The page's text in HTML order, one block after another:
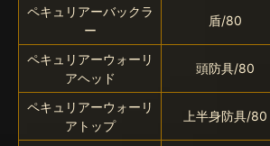
ペキュリアーバックラ
ー
盾/80
ペキュリアーウォーリ
アヘッド
頭防具/80
ペキュリアーウォーリ
アトップ
上半身防具/80